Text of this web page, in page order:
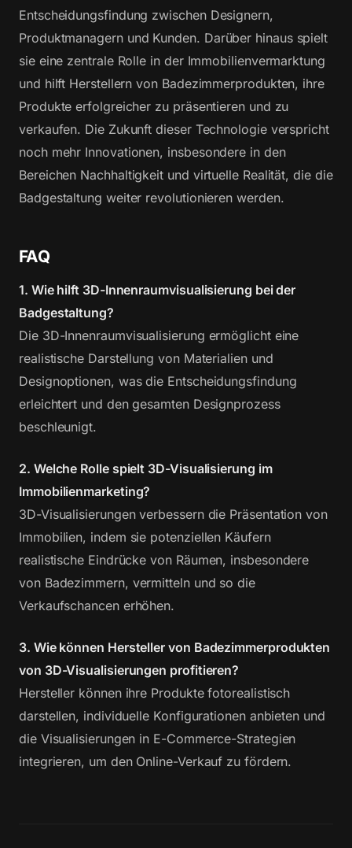
Entscheidungsfindung zwischen Designern,
Produktmanagern und Kunden. Darüber hinaus spielt
sie eine zentrale Rolle in der Immobilienvermarktung
und hilft Herstellern von Badezimmerprodukten, ihre
Produkte erfolgreicher zu präsentieren und zu
verkaufen. Die Zukunft dieser Technologie verspricht
noch mehr Innovationen, insbesondere in den
Bereichen Nachhaltigkeit und virtuelle Realität, die die
Badgestaltung weiter revolutionieren werden.
FAQ
1. Wie hilft 3D-Innenraumvisualisierung bei der
Badgestaltung?
Die 3D-Innenraumvisualisierung ermöglicht eine
realistische Darstellung von Materialien und
Designoptionen, was die Entscheidungsfindung
erleichtert und den gesamten Designprozess
beschleunigt.
2. Welche Rolle spielt 3D-Visualisierung im
Immobilienmarketing?
3D-Visualisierungen verbessern die Präsentation von
Immobilien, indem sie potenziellen Käufern
realistische Eindrücke von Räumen, insbesondere
von Badezimmern, vermitteln und so die
Verkaufschancen erhöhen.
3. Wie können Hersteller von Badezimmerprodukten
von 3D-Visualisierungen profitieren?
Hersteller können ihre Produkte fotorealistisch
darstellen, individuelle Konfigurationen anbieten und
die Visualisierungen in E-Commerce-Strategien
integrieren, um den Online-Verkauf zu fördern.